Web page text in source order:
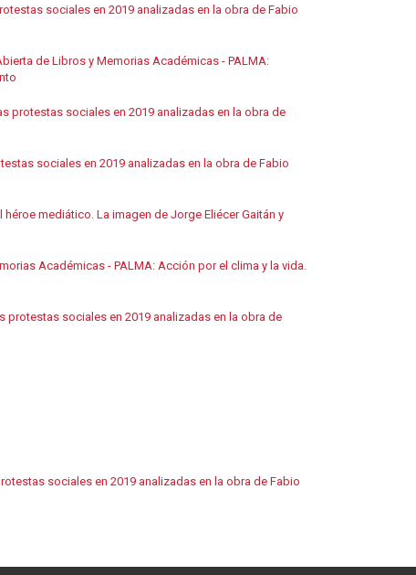
sociales en 2019 analizadas en la obra de Fabio
de Libros y Memorias Académicas - PALMA:
protestas sociales en 2019 analizadas en la obra de
sociales en 2019 analizadas en la obra de Fabio
mediático. La imagen de Jorge Eliécer Gaitán y
Académicas - PALMA: Acción por el clima y la vida.
protestas sociales en 2019 analizadas en la obra de
sociales en 2019 analizadas en la obra de Fabio